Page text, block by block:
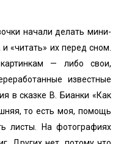
начали делать мини-
и «читать» их перед сном.
— либо свои,
известные
в сказке В. Бианки «Как
то есть моя, помощь
листы. На фотографиях